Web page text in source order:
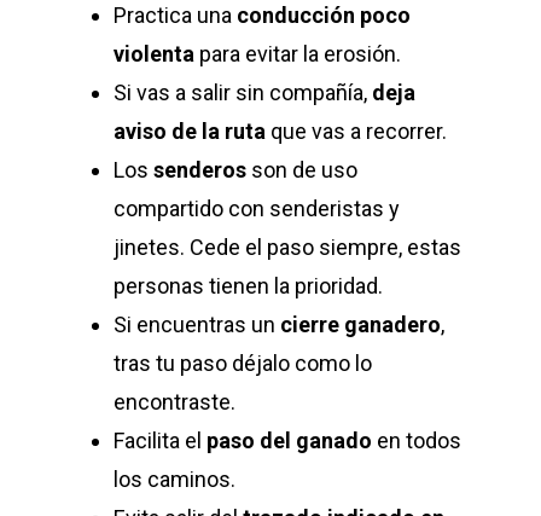
Practica una conducción poco
violenta para evitar la erosión.
Si vas a salir sin compañía, deja
aviso de la ruta que vas a recorrer.
Los senderos son de uso
compartido con senderistas y
jinetes. Cede el paso siempre, estas
personas tienen la prioridad.
Si encuentras un cierre ganadero,
tras tu paso déjalo como lo
encontraste.
Facilita el paso del ganado en todos
los caminos.